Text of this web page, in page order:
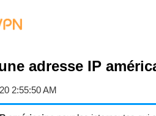
adresse IP
2:55:50 AM